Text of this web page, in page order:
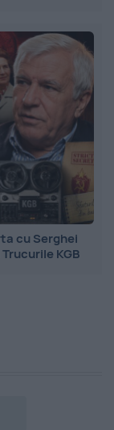
cu Serghei
KGB